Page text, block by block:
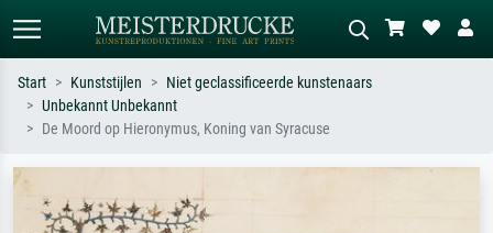
Standaard zoeken
Monet, Sterrennacht, impressionisme,
Hokusai-golf, naakt.
Start Kunststijlen
Niet geclassificeerde kunstenaars
Unbekannt Unbekannt
De Moord op Hieronymus, Koning van Syracuse